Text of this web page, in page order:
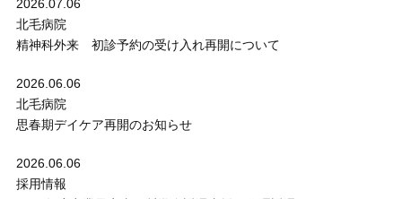
2026.07.06
北毛病院
精神科外来 初診予約の受け入れ再開について
2026.06.06
北毛病院
思春期デイケア再開のお知らせ
2026.06.06
採用情報